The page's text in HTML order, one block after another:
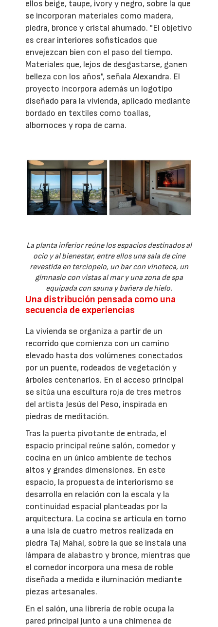
ellos beige, taupe, ivory y negro, sobre la que
se incorporan materiales como madera,
piedra, bronce y cristal ahumado. "El objetivo
es crear interiores sofisticados que
envejezcan bien con el paso del tiempo.
Materiales que, lejos de desgastarse, ganen
belleza con los años", señala Alexandra. El
proyecto incorpora además un logotipo
diseñado para la vivienda, aplicado mediante
bordado en textiles como toallas,
albornoces y ropa de cama.
La planta inferior reúne los espacios destinados al
ocio y al bienestar, entre ellos una sala de cine
revestida en terciopelo, un bar con vinoteca, un
gimnasio con vistas al mar y una zona de spa
equipada con sauna y bañera de hielo.
Una distribución pensada como una
secuencia de experiencias
La vivienda se organiza a partir de un
recorrido que comienza con un camino
elevado hasta dos volúmenes conectados
por un puente, rodeados de vegetación y
árboles centenarios. En el acceso principal
se sitúa una escultura roja de tres metros
del artista Jesús del Peso, inspirada en
piedras de meditación.
Tras la puerta pivotante de entrada, el
espacio principal reúne salón, comedor y
cocina en un único ambiente de techos
altos y grandes dimensiones. En este
espacio, la propuesta de interiorismo se
desarrolla en relación con la escala y la
continuidad espacial planteadas por la
arquitectura. La cocina se articula en torno
a una isla de cuatro metros realizada en
piedra Taj Mahal, sobre la que se instala una
lámpara de alabastro y bronce, mientras que
el comedor incorpora una mesa de roble
diseñada a medida e iluminación mediante
piezas artesanales.
En el salón, una librería de roble ocupa la
pared principal junto a una chimenea de